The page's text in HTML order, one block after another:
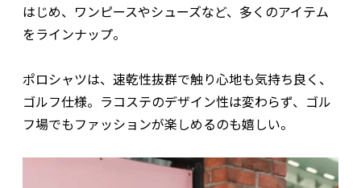
はじめ、ワンピースやシューズなど、多くのアイテム
をラインナップ。
ポロシャツは、速乾性抜群で触り心地も気持ち良く、
ゴルフ仕様。ラコステのデザイン性は変わらず、ゴル
フ場でもファッションが楽しめるのも嬉しい。